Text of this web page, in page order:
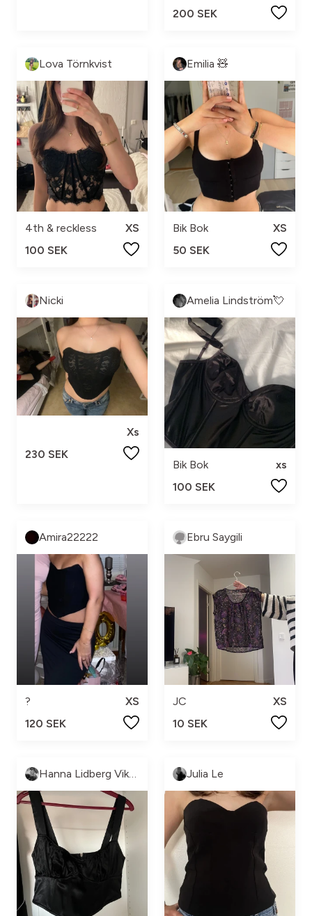
200 SEK
Lova Törnkvist
4th & reckless
XS
100 SEK
Emilia 🧸
Bik Bok
XS
50 SEK
Nicki
Xs
230 SEK
Amelia Lindström💘
Bik Bok
xs
100 SEK
Amira22222
?
XS
120 SEK
Ebru Saygili
JC
XS
10 SEK
Hanna Lidberg Vikström Julia Le